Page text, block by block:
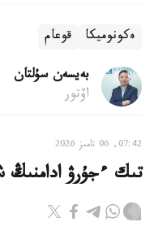
ەكونوميكا قوعام
بەيسەن سۇلتان
اۆتور
07:42, 06 تامىز 2026
تىك ءجۇرۋ ادامنىڭ